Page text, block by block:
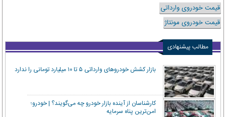
قیمت خودروی وارداتی
قیمت خودروی مونتاژ
مطالب پیشنهادی
بازار کشش خودروهای وارداتی ۵ تا ۱۰ میلیارد تومانی را ندارد
کارشناسان از آینده بازار خودرو چه می‌گویند؟ | خودرو؛
امن‌ترین پناه سرمایه